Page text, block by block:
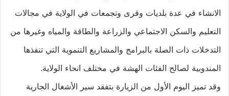
الانشاء في عدة بلديات وقرى وتجمعات في الولاية في مجالات
التعليم والسكن الاجتماعي والزراعة والطاقة والمياه وغيرها من
التدخلات ذات الصلة بالبرامج والمشاريع التنموية التي تنفذها
المندوبية لصالح الفئات الهشة في مختلف انحاء الولاية.
وقد تميز اليوم الأول من الزيارة بتفقد سير الأشغال الجارية